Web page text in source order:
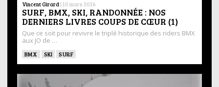
Vincent Girard | 10 mars 2026
SURF, BMX, SKI, RANDONNÉE : NOS
DERNIERS LIVRES COUPS DE CŒUR (1)
Que ce soit pour revivre le triplé historique des riders BMX
aux JO de …
BMX SKI SURF